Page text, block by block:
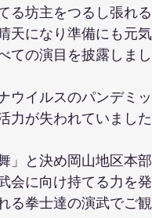
る坊主をつるし張れ
天になり準備にも元
ての演目を披露しま
ウイルスのパンデミ
力が失われていました
」と決め岡山地区本
会に向け持てる力を
る拳士達の演武でご